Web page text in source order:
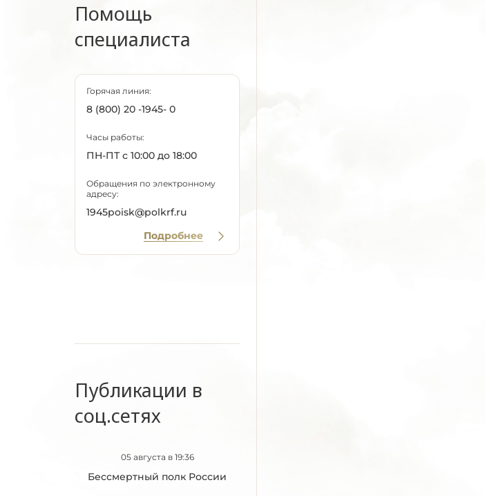
Помощь
специалиста
Горячая линия:
8 (800) 20 -1945- 0
Часы работы:
ПН-ПТ с 10:00 до 18:00
Обращения по электронному
адресу:
1945poisk@polkrf.ru
Подробнее
Публикации в
соц.сетях
05 августа в 19:36
Бессмертный полк России